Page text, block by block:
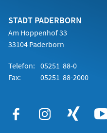
STADT PADERBORN
Am Hoppenhof 33
33104 Paderborn
Telefon: 05251 88-0
Fax:
05251 88-2000